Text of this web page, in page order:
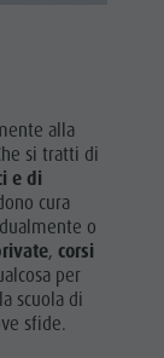
alla
si tratti di
e di
cura
o
,corsi
per
scuola di
sfide.